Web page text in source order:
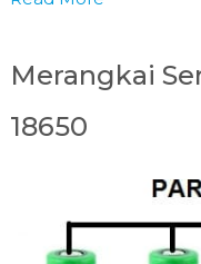
Merangkai
18650